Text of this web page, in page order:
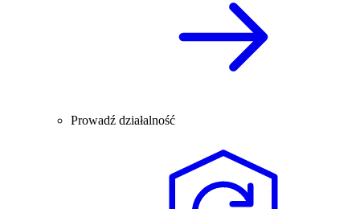
Prowadź działalność